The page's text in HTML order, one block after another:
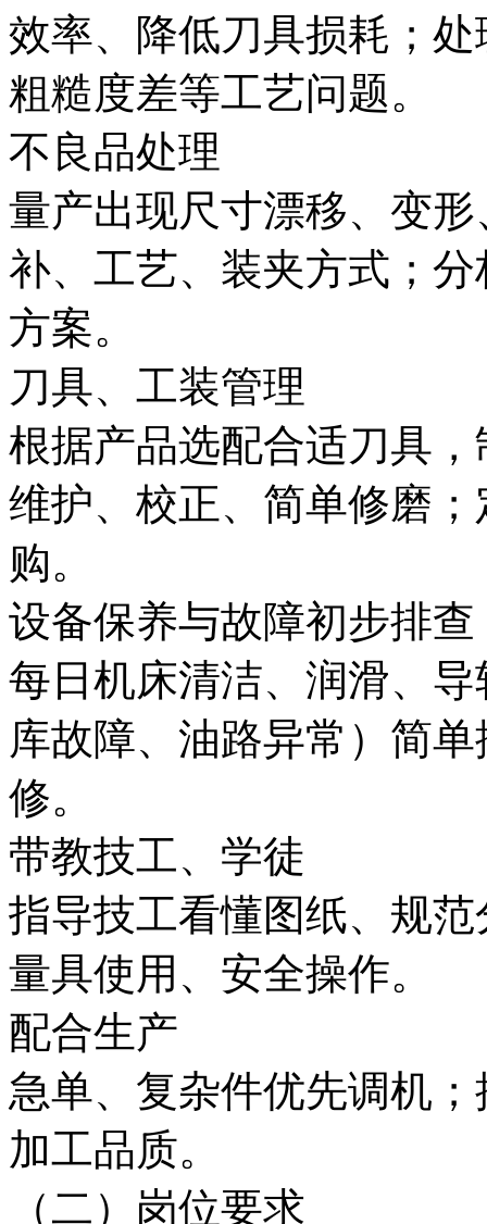
效率、降低刀具损耗；
粗糙度差等工艺问题。
不良品处理
量产出现尺寸漂移、变
补、工艺、装夹方式；
方案。
刀具、工装管理
根据产品选配合适刀具
维护、校正、简单修磨
购。
设备保养与故障初步排查
每日机床清洁、润滑、
库故障、油路异常）简
修。
带教技工、学徒
指导技工看懂图纸、规
量具使用、安全操作。
配合生产
急单、复杂件优先调机
加工品质。
（二）岗位要求